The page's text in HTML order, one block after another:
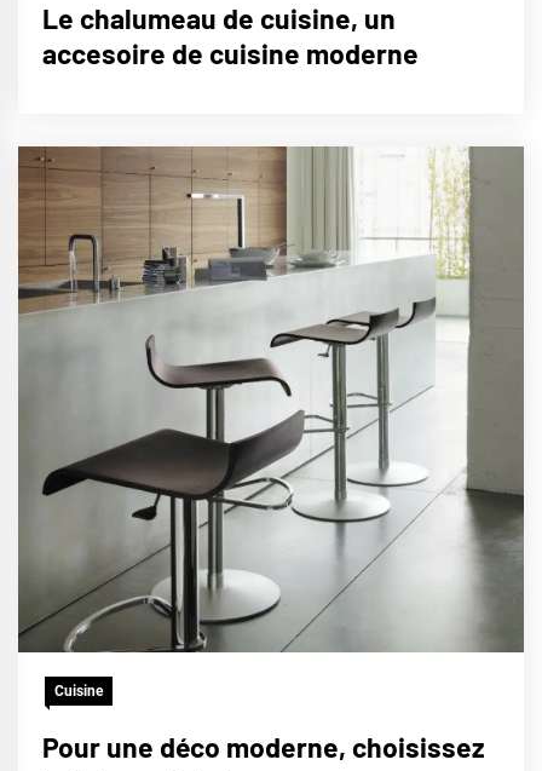
Le chalumeau de cuisine, un
accesoire de cuisine moderne
Cuisine
Pour une déco moderne, choisissez